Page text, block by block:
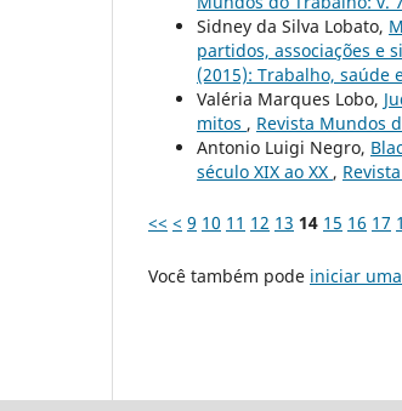
Sidney da Silva Lobato,
partidos, associações e
(2015): Trabalho, saúde
Valéria Marques Lobo,
mitos , Revista Mundos
Antonio Luigi Negro,
século XIX ao XX ,
<< < 9 10 11 12 13 14 15 16 17
Você também pode iniciar